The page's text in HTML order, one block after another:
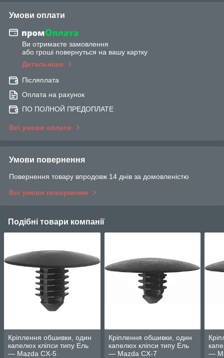
Умови оплати
Ви отримаєте замовлення
або гроші повернуться на вашу картку
Детальніше
Післяплата
Оплата на рахунок
ПО ПОЛНОЙ ПРЕДОПЛАТЕ
Всі умови оплати
Умови повернення
Повернення товару впродовж 14 днів за домовленістю
Всі умови повернення
Подібні товари компанії
Кріплення обшивки, один
капелюх кліпси типу Ель
— Mazda CX-5
Кріплення обшивки, один
капелюх кліпси типу Ель
— Mazda CX-7
—